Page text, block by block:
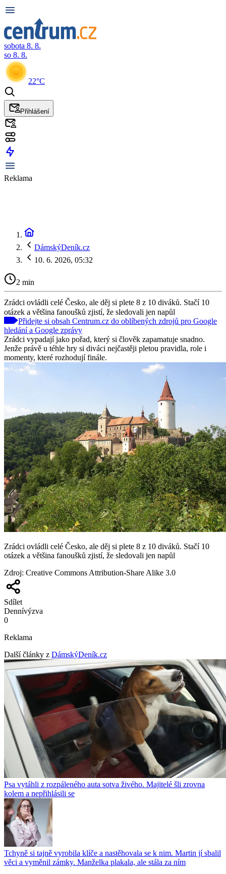
sobota 8. 8.
so 8. 8.
22°C
Přihlášení
Reklama
DámskýDeník.cz
10. 6. 2026, 05:32
2 min
Zrádci ovládli celé Česko, ale děj si plete 8 z 10 diváků. Stačí 10
otázek a většina fanoušků zjistí, že sledovali jen napůl
Přidejte si obsah Centrum.cz do oblíbených zdrojů pro Google
hledání a Google zprávy
Zrádci vypadají jako pořad, který si člověk zapamatuje snadno.
Jenže právě u téhle hry si diváci nejčastěji pletou pravidla, role i
momenty, které rozhodují finále.
Zrádci ovládli celé Česko, ale děj si plete 8 z 10 diváků. Stačí 10
otázek a většina fanoušků zjistí, že sledovali jen napůl
Zdroj: Creative Commons Attribution-Share Alike 3.0
Sdílet
Dennívýzva
0
Reklama
Další články z DámskýDeník.cz
Psa vytáhli z rozpáleného auta sotva živého. Majitelé šli zrovna
kolem a nepřihlásili se
Tchyně si tajně vyrobila klíče a nastěhovala se k nim. Martin jí sbalil
věci a vyměnil zámky. Manželka plakala, ale stála za ním